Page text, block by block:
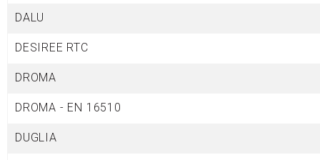
DALU
DESIREE RTC
DROMA
DROMA - EN 16510
DUGLIA